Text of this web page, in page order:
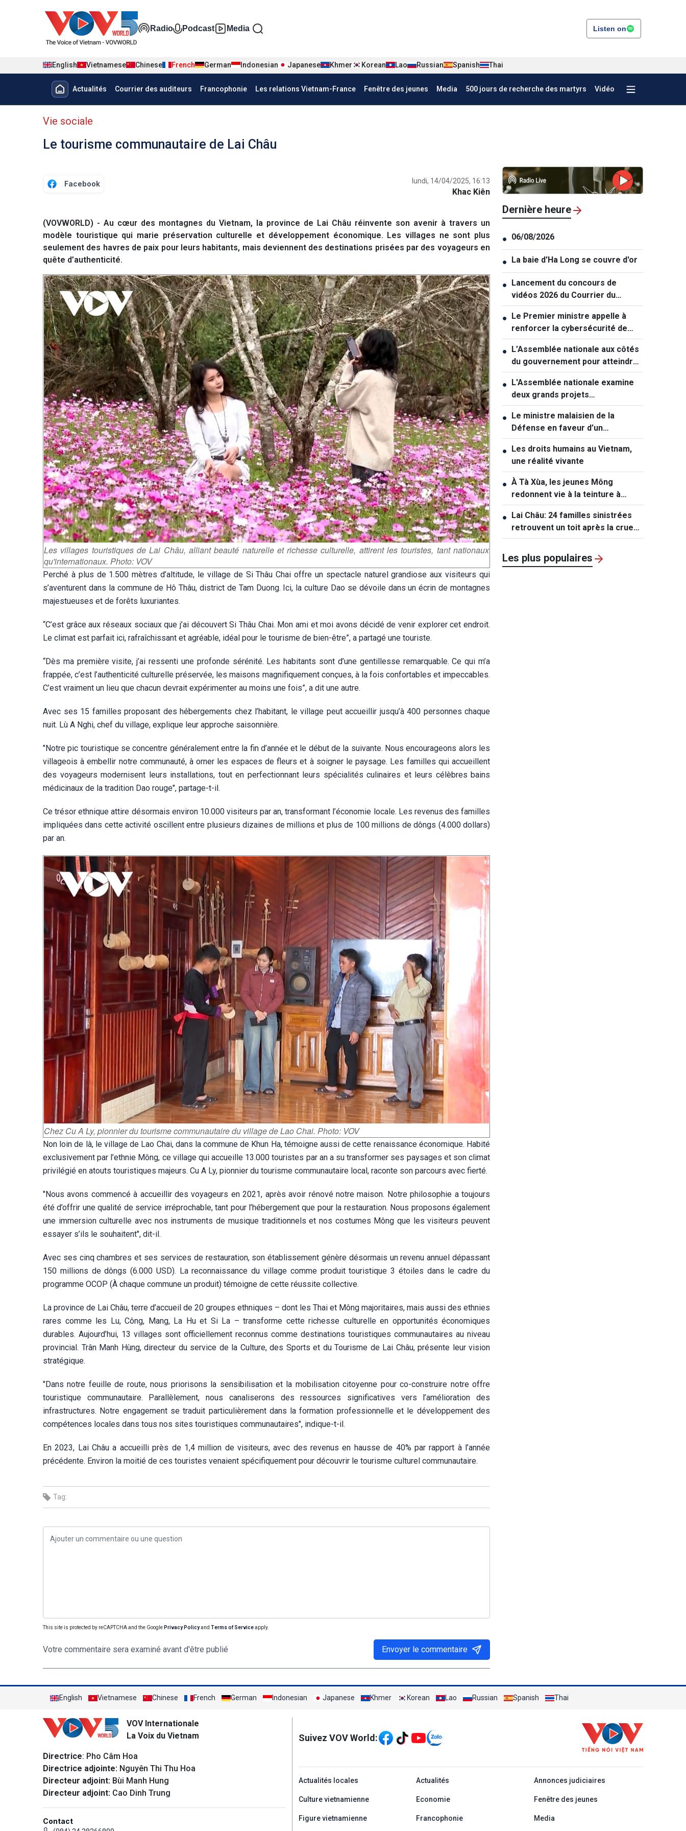
Đa phương tiện tiếng Pháp
Radio Podcast Media Listen on
English Vietnamese Chinese French German Indonesian Japanese Khmer Korean Lao Russian Spanish Thai
Menu trang chủ tiếng Pháp
Actualités Courrier des auditeurs Francophonie Les relations Vietnam-France Fenêtre des jeunes Media 500 jours de recherche des martyrs Vidéo
menu phụ tiếng Pháp
Vie sociale
Le tourisme communautaire de Lai Châu
Facebook lundi, 14/04/2025, 16:13
Khac Kiên
(VOVWORLD) - Au cœur des montagnes du Vietnam, la province de Lai Châu réinvente son avenir à travers un
modèle touristique qui marie préservation culturelle et développement économique. Les villages ne sont plus
seulement des havres de paix pour leurs habitants, mais deviennent des destinations prisées par des voyageurs en
quête d’authenticité.
Les villages touristiques de Lai Châu, alliant beauté naturelle et richesse culturelle, attirent les touristes, tant nationaux
qu'internationaux. Photo: VOV
Perché à plus de 1.500 mètres d’altitude, le village de Si Thâu Chai offre un spectacle naturel grandiose aux visiteurs qui
s’aventurent dans la commune de Hô Thâu, district de Tam Duong. Ici, la culture Dao se dévoile dans un écrin de montagnes
majestueuses et de forêts luxuriantes.
“C’est grâce aux réseaux sociaux que j’ai découvert Si Thâu Chai. Mon ami et moi avons décidé de venir explorer cet endroit.
Le climat est parfait ici, rafraîchissant et agréable, idéal pour le tourisme de bien-être”, a partagé une touriste.
“Dès ma première visite, j’ai ressenti une profonde sérénité. Les habitants sont d’une gentillesse remarquable. Ce qui m’a
frappée, c’est l’authenticité culturelle préservée, les maisons magnifiquement conçues, à la fois confortables et impeccables.
C’est vraiment un lieu que chacun devrait expérimenter au moins une fois”, a dit une autre.
Avec ses 15 familles proposant des hébergements chez l’habitant, le village peut accueillir jusqu’à 400 personnes chaque
nuit. Lù A Nghi, chef du village, explique leur approche saisonnière.
"Notre pic touristique se concentre généralement entre la fin d’année et le début de la suivante. Nous encourageons alors les
villageois à embellir notre communauté, à orner les espaces de fleurs et à soigner le paysage. Les familles qui accueillent
des voyageurs modernisent leurs installations, tout en perfectionnant leurs spécialités culinaires et leurs célèbres bains
médicinaux de la tradition Dao rouge", partage-t-il.
Ce trésor ethnique attire désormais environ 10.000 visiteurs par an, transformant l’économie locale. Les revenus des familles
impliquées dans cette activité oscillent entre plusieurs dizaines de millions et plus de 100 millions de dôngs (4.000 dollars)
par an.
Chez Cu A Ly, pionnier du tourisme communautaire du village de Lao Chai. Photo: VOV
Non loin de là, le village de Lao Chai, dans la commune de Khun Ha, témoigne aussi de cette renaissance économique. Habité
exclusivement par l’ethnie Mông, ce village qui accueille 13.000 touristes par an a su transformer ses paysages et son climat
privilégié en atouts touristiques majeurs. Cu A Ly, pionnier du tourisme communautaire local, raconte son parcours avec fierté.
"Nous avons commencé à accueillir des voyageurs en 2021, après avoir rénové notre maison. Notre philosophie a toujours
été d’offrir une qualité de service irréprochable, tant pour l’hébergement que pour la restauration. Nous proposons également
une immersion culturelle avec nos instruments de musique traditionnels et nos costumes Mông que les visiteurs peuvent
essayer s’ils le souhaitent", dit-il.
Avec ses cinq chambres et ses services de restauration, son établissement génère désormais un revenu annuel dépassant
150 millions de dôngs (6.000 USD). La reconnaissance du village comme produit touristique 3 étoiles dans le cadre du
programme OCOP (À chaque commune un produit) témoigne de cette réussite collective.
La province de Lai Châu, terre d’accueil de 20 groupes ethniques – dont les Thai et Mông majoritaires, mais aussi des ethnies
rares comme les Lu, Công, Mang, La Hu et Si La – transforme cette richesse culturelle en opportunités économiques
durables. Aujourd’hui, 13 villages sont officiellement reconnus comme destinations touristiques communautaires au niveau
provincial. Trân Manh Hùng, directeur du service de la Culture, des Sports et du Tourisme de Lai Châu, présente leur vision
stratégique.
"Dans notre feuille de route, nous priorisons la sensibilisation et la mobilisation citoyenne pour co-construire notre offre
touristique communautaire. Parallèlement, nous canaliserons des ressources significatives vers l’amélioration des
infrastructures. Notre engagement se traduit particulièrement dans la formation professionnelle et le développement des
compétences locales dans tous nos sites touristiques communautaires", indique-t-il.
En 2023, Lai Châu a accueilli près de 1,4 million de visiteurs, avec des revenus en hausse de 40% par rapport à l’année
précédente. Environ la moitié de ces touristes venaient spécifiquement pour découvrir le tourisme culturel communautaire.
Tag:
This site is protected by reCAPTCHA and the Google Privacy Policyand Terms of Serviceapply.
Votre commentaire sera examiné avant d'être publié Envoyer le commentaire
Dernière heure
● 06/08/2026
● La baie d'Ha Long se couvre d'or
● Lancement du concours de
vidéos 2026 du Courrier du
Vietnam: "La paix et la jeunesse"
● Le Premier ministre appelle à
renforcer la cybersécurité de
manière coordonnée
● L’Assemblée nationale aux côtés
du gouvernement pour atteindre
une croissance à deux chiffres
● L'Assemblée nationale examine
deux grands projets
d'infrastructures pour soutenir la
croissance
● Le ministre malaisien de la
Défense en faveur d’un
rapprochement avec le Vietnam
● Les droits humains au Vietnam,
une réalité vivante
● À Tà Xùa, les jeunes Mông
redonnent vie à la teinture à
l’indigo
● Lai Châu: 24 familles sinistrées
retrouvent un toit après la crue
de Muong Than
Les plus populaires
English Vietnamese Chinese French German Indonesian Japanese Khmer Korean Lao Russian Spanish Thai
VOV Internationale
La Voix du Vietnam
Directrice: Pho Câm Hoa
Directrice adjointe: Nguyên Thi Thu Hoa
Directeur adjoint: Bùi Manh Hung
Directeur adjoint: Cao Dinh Trung
Contact
Mạng xã hội
Suivez VOV World:
menu footer tiếng Pháp
Actualités locales Actualités Annonces judiciaires
Culture vietnamienne Economie Fenêtre des jeunes
Figure vietnamienne Francophonie Media